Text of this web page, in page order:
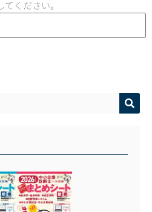
ください。